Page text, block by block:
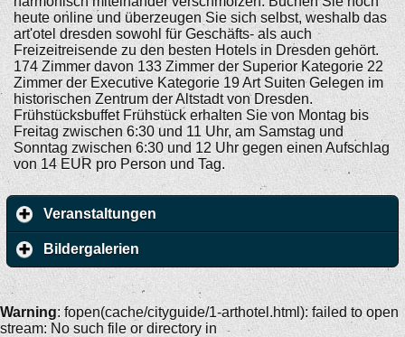
heute online und überzeugen Sie sich selbst, weshalb das
art'otel dresden sowohl für Geschäfts- als auch
Freizeitreisende zu den besten Hotels in Dresden gehört.
174 Zimmer davon 133 Zimmer der Superior Kategorie 22
Zimmer der Executive Kategorie 19 Art Suiten Gelegen im
historischen Zentrum der Altstadt von Dresden.
Frühstücksbuffet Frühstück erhalten Sie von Montag bis
Freitag zwischen 6:30 und 11 Uhr, am Samstag und
Sonntag zwischen 6:30 und 12 Uhr gegen einen Aufschlag
von 14 EUR pro Person und Tag.
Veranstaltungen
Bildergalerien
Warning: fopen(cache/cityguide/1-arthotel.html): failed to open
stream: No such file or directory in